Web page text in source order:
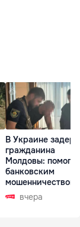
В Украине
гражданина
Молдовы:
банковским
мошенничеством
Чехиивчера